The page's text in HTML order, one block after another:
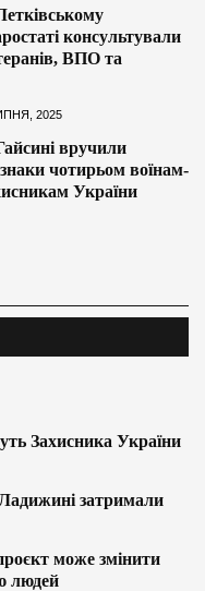
консультували
ВПО та
2025
вручили
чотирьом воїнам-
України
Захисника України
затримали
може змінити
людей